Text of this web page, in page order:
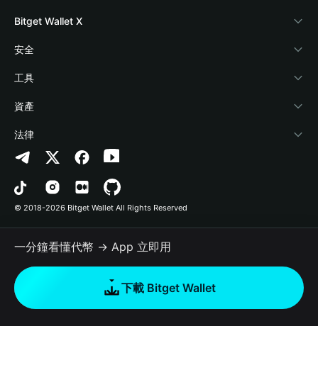
部落格
學院
加密資訊
幫助中心
‌聯繫我們
品牌資源
工作機會
Crypto Card
Stablecoin Earn
Payfi Crypto
Crypto Swap API
Altcoin Season Index
Prediction Markets
DApp
RWA
如何購買加密貨幣
Bitget Wallet X
開發者文件
連接錢包
Bitget Wallet Pay
合作上架
安全
風險保障基金
安全防護技術
工具
快捷買幣
授權檢測
合約檢測
批次轉帳
資產
Arbitrum
Avalanche
Bitcoin
Polygon
法律
隱私協議
用戶使用協議
© 2018-2026 Bitget Wallet All Rights Reserved
一分鐘看懂代幣 → App 立即用
下載 Bitget Wallet